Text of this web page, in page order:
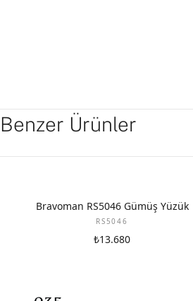
Benzer Ürünler
Bravoman RS5046 Gümüş Yüzük
RS5046
₺13.680